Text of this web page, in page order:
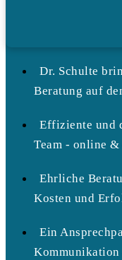
Dr. Schulte
Beratung auf
Effiziente und
Team - online
Ehrliche
Kosten und
Ein